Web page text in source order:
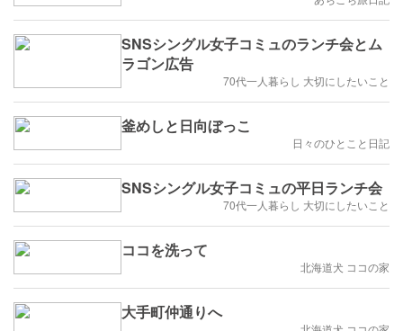
SNSシングル女子コミュのランチ会とム
ラゴン広告
70代一人暮らし 大切にしたいこと
釜めしと日向ぼっこ
日々のひとこと日記
SNSシングル女子コミュの平日ランチ会
70代一人暮らし 大切にしたいこと
ココを洗って
北海道犬 ココの家
大手町仲通りへ